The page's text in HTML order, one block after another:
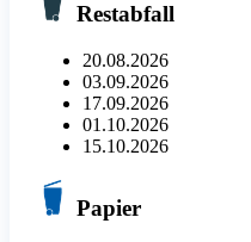
Restabfall
20.08.2026
03.09.2026
17.09.2026
01.10.2026
15.10.2026
Papier